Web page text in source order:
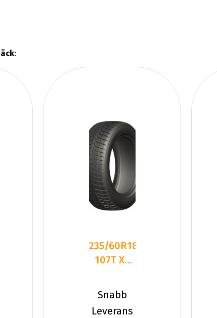
:
235/60R18
107T XL
WINTER
DEFENDER
Snabb
Leverans